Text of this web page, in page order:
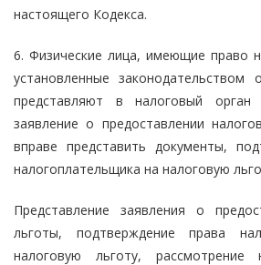
настоящего Кодекса.
6. Физические лица, имеющие право
установленные
представляют в налоговый
заявление о предоставлении
вправе представить документы,
налогоплательщика на налоговую
Представление заявления о
льготы, подтверждение права
налоговую льготу, рассмотрение